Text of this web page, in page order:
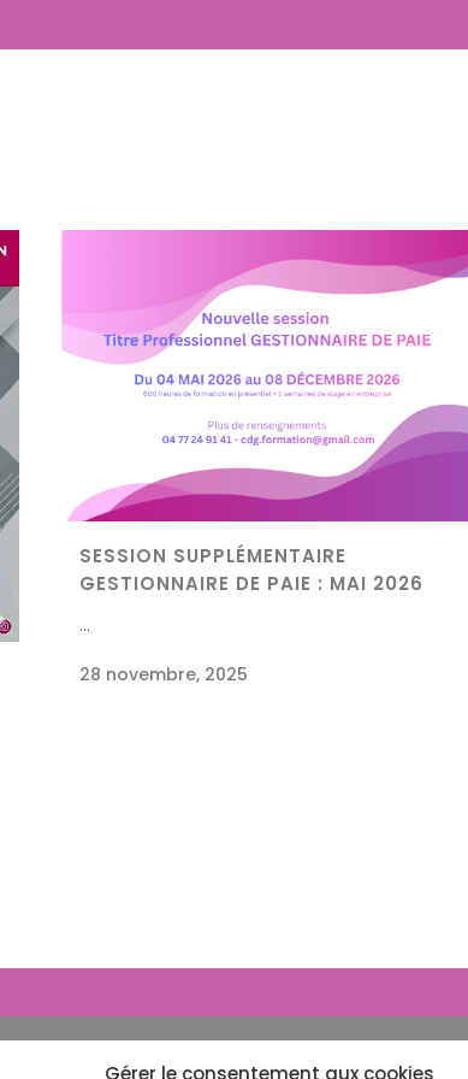
Gérer le consentement aux cookies
SESSION SUPPLÉMENTAIRE
GESTIONNAIRE DE PAIE : MAI 2026
...
28 novembre, 2025
POUR VOTRE FUTURE